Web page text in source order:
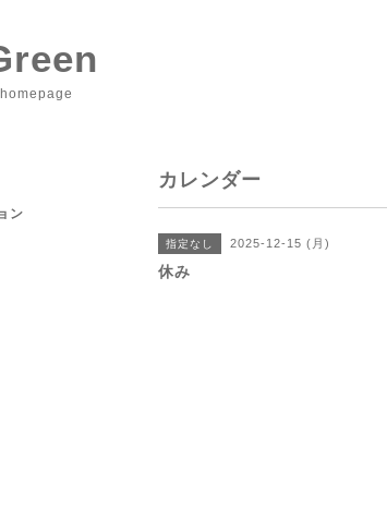
カレンダー
指定なし 2025-12-15 (月)
休み
ン